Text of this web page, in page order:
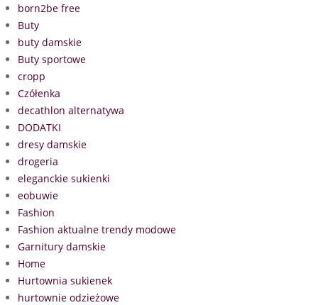
born2be free
Buty
buty damskie
Buty sportowe
cropp
Czółenka
decathlon alternatywa
DODATKI
dresy damskie
drogeria
eleganckie sukienki
eobuwie
Fashion
Fashion aktualne trendy modowe
Garnitury damskie
Home
Hurtownia sukienek
hurtownie odzieżowe